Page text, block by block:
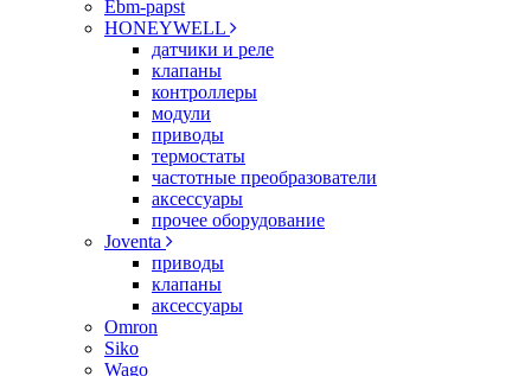
Ebm-papst
HONEYWELL
датчики и реле
клапаны
контроллеры
модули
приводы
термостаты
частотные преобразователи
аксессуары
прочее оборудование
Joventa
приводы
клапаны
аксессуары
Omron
Siko
Wago